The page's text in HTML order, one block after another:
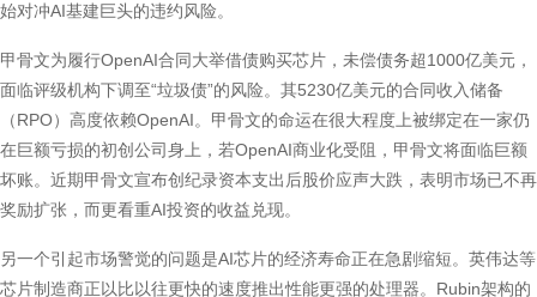
始对冲AI基建巨头的违约风险。
甲骨文为履行OpenAI合同大举借债购买芯片，未偿债务超1000亿美元，
面临评级机构下调至“垃圾债”的风险。其5230亿美元的合同收入储备
（RPO）高度依赖OpenAI。甲骨文的命运在很大程度上被绑定在一家仍
在巨额亏损的初创公司身上，若OpenAI商业化受阻，甲骨文将面临巨额
坏账。近期甲骨文宣布创纪录资本支出后股价应声大跌，表明市场已不再
奖励扩张，而更看重AI投资的收益兑现。
另一个引起市场警觉的问题是AI芯片的经济寿命正在急剧缩短。英伟达等
芯片制造商正以比以往更快的速度推出性能更强的处理器。Rubin架构的